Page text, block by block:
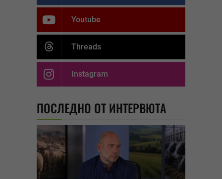
Youtube
Threads
Instagram
ПОСЛЕДНО ОТ ИНТЕРВЮТА